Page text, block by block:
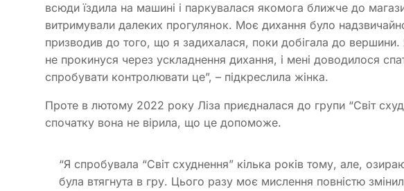
всюди їздила на машині і паркувалася якомога ближче до
витримували далеких прогулянок. Моє дихання було
призводив до того, що я задихалася, поки добігала до
не прокинуся через ускладнення дихання, і мені доводилося
спробувати контролювати це”, – підкреслила жінка.
Проте в лютому 2022 року Ліза приєдналася до групи “Світ
спочатку вона не вірила, що це допоможе.
“Я спробувала “Світ схуднення” кілька років тому, але,
була втягнута в гру. Цього разу моє мислення повністю